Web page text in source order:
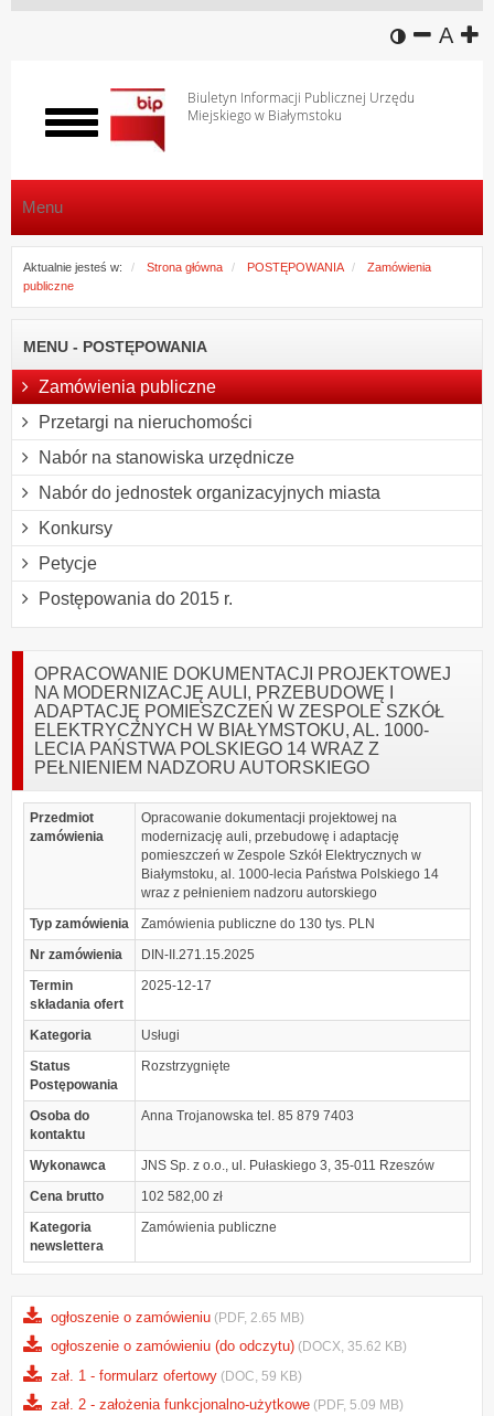
wersja
A
Biuletyn Informacji Publicznej Urzędu
Miejskiego w Białymstoku
Włącz
menu
Menu
Aktualnie jesteś w: Strona główna POSTĘPOWANIA
Zamówienia
publiczne
MENU - POSTĘPOWANIA
Zamówienia publiczne
Przetargi na nieruchomości
Nabór na stanowiska urzędnicze
Nabór do jednostek organizacyjnych miasta
Konkursy
Petycje
Postępowania do 2015 r.
OPRACOWANIE DOKUMENTACJI PROJEKTOWEJ
NA MODERNIZACJĘ AULI, PRZEBUDOWĘ I
ADAPTACJĘ POMIESZCZEŃ W ZESPOLE SZKÓŁ
ELEKTRYCZNYCH W BIAŁYMSTOKU, AL. 1000-
LECIA PAŃSTWA POLSKIEGO 14 WRAZ Z
PEŁNIENIEM NADZORU AUTORSKIEGO
Przedmiot
zamówienia
Opracowanie dokumentacji projektowej na
modernizację auli, przebudowę i adaptację
pomieszczeń w Zespole Szkół Elektrycznych w
Białymstoku, al. 1000-lecia Państwa Polskiego 14
wraz z pełnieniem nadzoru autorskiego
Typ zamówienia
Zamówienia publiczne do 130 tys. PLN
Nr zamówienia
DIN-II.271.15.2025
Termin
składania ofert
2025-12-17
Kategoria
Usługi
Status
Postępowania
Rozstrzygnięte
Osoba do
kontaktu
Anna Trojanowska tel. 85 879 7403
Wykonawca
JNS Sp. z o.o., ul. Pułaskiego 3, 35-011 Rzeszów
Cena brutto
102 582,00 zł
Kategoria
newslettera
Zamówienia publiczne
ogłoszenie o zamówieniu (PDF, 2.65 MB)
ogłoszenie o zamówieniu (do odczytu) (DOCX, 35.62 KB)
zał. 1 - formularz ofertowy (DOC, 59 KB)
zał. 2 - założenia funkcjonalno-użytkowe (PDF, 5.09 MB)